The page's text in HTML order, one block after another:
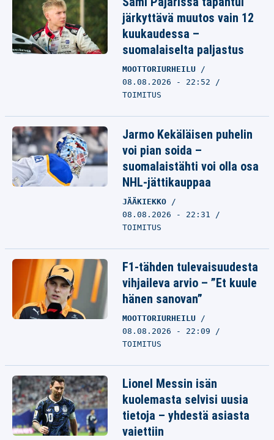
järkyttävä muutos vain 12
kuukaudessa –
suomalaiselta paljastus
MOOTTORIURHEILU
08.08.2026 - 22:52
TOIMITUS
Jarmo Kekäläisen puhelin
voi pian soida –
suomalaistähti voi olla osa
NHL-jättikauppaa
JÄÄKIEKKO
08.08.2026 - 22:31
TOIMITUS
F1-tähden tulevaisuudesta
vihjaileva arvio – ”Et kuule
hänen sanovan”
MOOTTORIURHEILU
08.08.2026 - 22:09
TOIMITUS
Lionel Messin isän
kuolemasta selvisi uusia
tietoja – yhdestä asiasta
vaiettiin